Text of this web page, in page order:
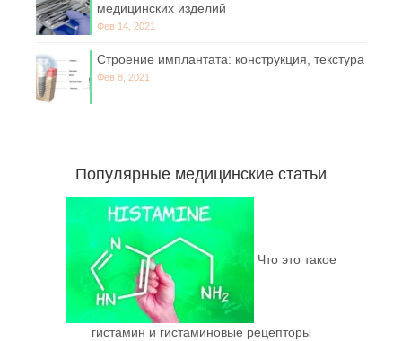
медицинских изделий
Фев 14, 2021
Строение имплантата: конструкция, текстура
Фев 8, 2021
Популярные медицинские статьи
Что это такое
гистамин и гистаминовые рецепторы